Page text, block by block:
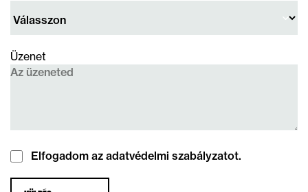
Üzenet
Instemming
Elfogadom az adatvédelmi szabályzatot.